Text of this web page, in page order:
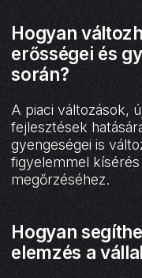
Hogyan
erősségei és
során?
A piaci változások,
fejlesztések
gyengeségei is
figyelemmel
megőrzéséhez.
Hogyan
elemzés a